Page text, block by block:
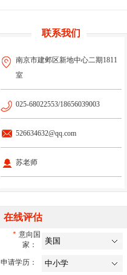
联系我们
南京市建邺区新地中心二期1811
室
025-68022553/18656039003
526634632@qq.com
苏老师
在线评估
* 意向国
家：
申请学历：